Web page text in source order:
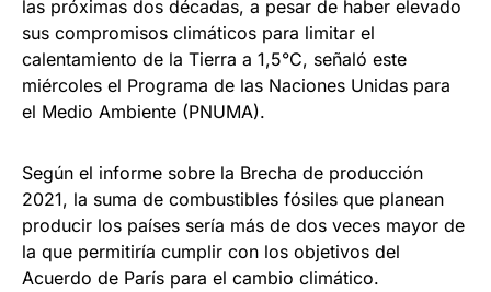
las próximas dos décadas, a pesar de haber elevado
sus compromisos climáticos para limitar el
calentamiento de la Tierra a 1,5°C, señaló este
miércoles el Programa de las Naciones Unidas para
el Medio Ambiente (PNUMA).
Según el informe sobre la Brecha de producción
2021, la suma de combustibles fósiles que planean
producir los países sería más de dos veces mayor de
la que permitiría cumplir con los objetivos del
Acuerdo de París para el cambio climático.